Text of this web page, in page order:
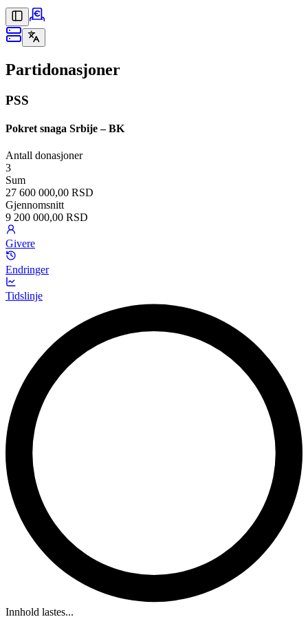
Partidonasjoner
PSS
Pokret snaga Srbije – BK
Antall donasjoner
3
Sum
27 600 000,00 RSD
Gjennomsnitt
9 200 000,00 RSD
Givere
Endringer
Tidslinje
Innhold lastes...